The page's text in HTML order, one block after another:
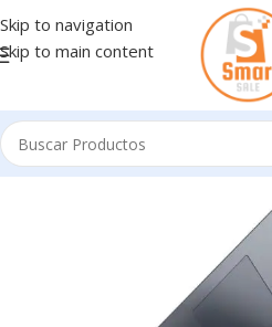
Skip to navigation
Skip to main content
Inicio/Notebooks - Netbooks